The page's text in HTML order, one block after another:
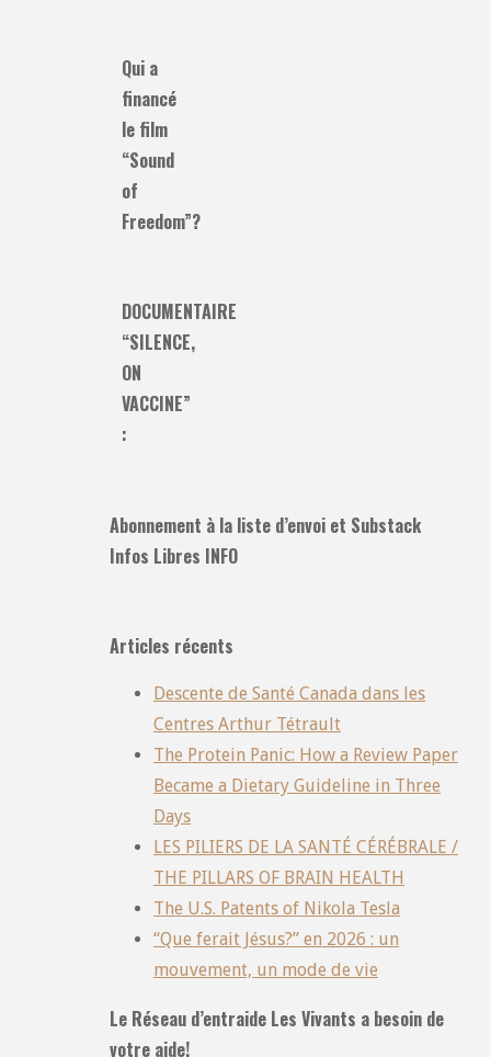
Qui a
financé
le film
“Sound
of
Freedom”?
DOCUMENTAIRE
“SILENCE,
ON
VACCINE”
:
Abonnement à la liste d’envoi et Substack
Infos Libres INFO
Articles récents
Descente de Santé Canada dans les
Centres Arthur Tétrault
The Protein Panic: How a Review Paper
Became a Dietary Guideline in Three
Days
LES PILIERS DE LA SANTÉ CÉRÉBRALE /
THE PILLARS OF BRAIN HEALTH
The U.S. Patents of Nikola Tesla
“Que ferait Jésus?” en 2026 : un
mouvement, un mode de vie
Le Réseau d’entraide Les Vivants a besoin de
votre aide!